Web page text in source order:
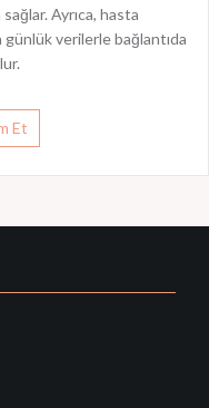
Ayrıca, hasta
günlük verilerle bağlantıda
Et